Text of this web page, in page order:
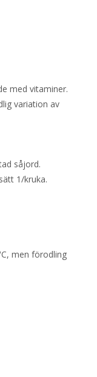
med vitaminer.
variation av
såjord.
1/kruka.
men förodling